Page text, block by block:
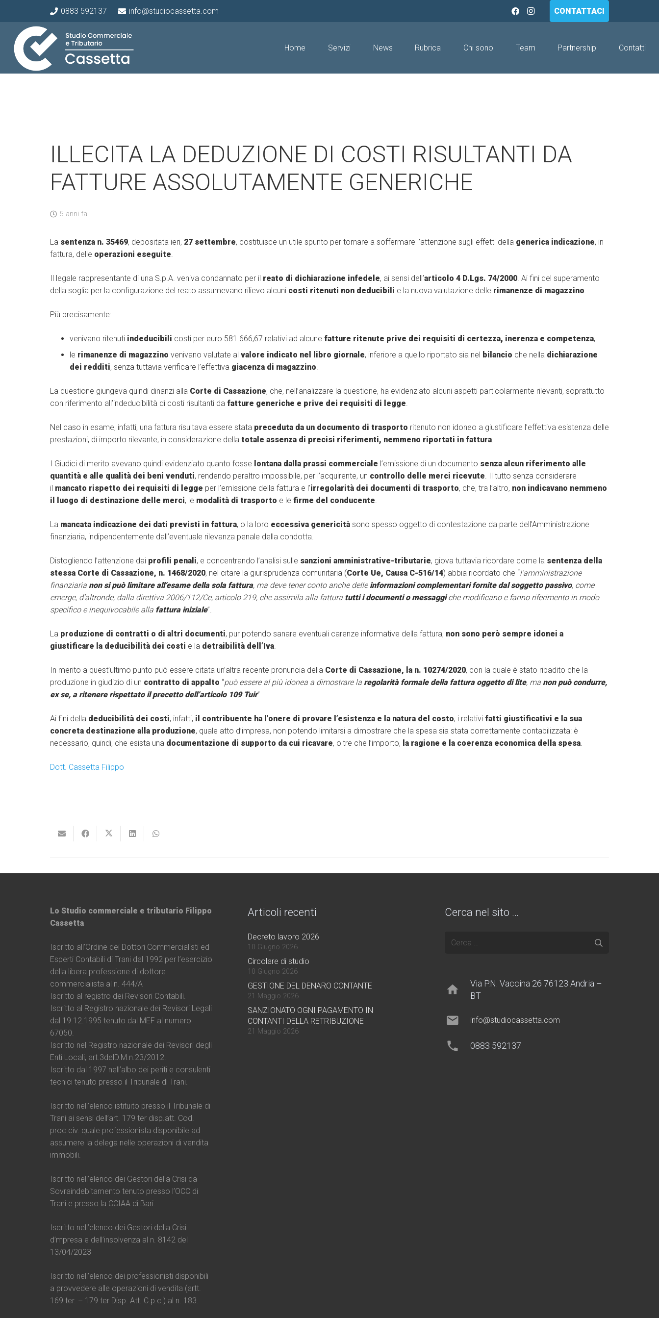
0883 592137 info@studiocassetta.com CONTATTACI
Home Servizi News Rubrica Chi sono Team Partnership Contatti
ILLECITA LA DEDUZIONE DI COSTI RISULTANTI DA
FATTURE ASSOLUTAMENTE GENERICHE
5 anni fa
La sentenza n. 35469, depositata ieri, 27 settembre, costituisce un utile spunto per tornare a soffermare l’attenzione sugli effetti della generica indicazione, in
fattura, delle operazioni eseguite.
Il legale rappresentante di una S.p.A. veniva condannato per il reato di dichiarazione infedele, ai sensi dell’articolo 4 D.Lgs. 74/2000. Ai fini del superamento
della soglia per la configurazione del reato assumevano rilievo alcuni costi ritenuti non deducibili e la nuova valutazione delle rimanenze di magazzino.
Più precisamente:
venivano ritenuti indeducibili costi per euro 581.666,67 relativi ad alcune fatture ritenute prive dei requisiti di certezza, inerenza e competenza,
le rimanenze di magazzino venivano valutate al valore indicato nel libro giornale, inferiore a quello riportato sia nel bilancio che nella dichiarazione
dei redditi, senza tuttavia verificare l’effettiva giacenza di magazzino.
La questione giungeva quindi dinanzi alla Corte di Cassazione, che, nell’analizzare la questione, ha evidenziato alcuni aspetti particolarmente rilevanti, soprattutto
con riferimento all’indeducibilità di costi risultanti da fatture generiche e prive dei requisiti di legge.
Nel caso in esame, infatti, una fattura risultava essere stata preceduta da un documento di trasporto ritenuto non idoneo a giustificare l’effettiva esistenza delle
prestazioni, di importo rilevante, in considerazione della totale assenza di precisi riferimenti, nemmeno riportati in fattura.
I Giudici di merito avevano quindi evidenziato quanto fosse lontana dalla prassi commerciale l’emissione di un documento senza alcun riferimento alle
quantità e alle qualità dei beni venduti, rendendo peraltro impossibile, per l’acquirente, un controllo delle merci ricevute. Il tutto senza considerare
il mancato rispetto dei requisiti di legge per l’emissione della fattura e l’irregolarità dei documenti di trasporto, che, tra l’altro, non indicavano nemmeno
il luogo di destinazione delle merci, le modalità di trasporto e le firme del conducente.
La mancata indicazione dei dati previsti in fattura, o la loro eccessiva genericità sono spesso oggetto di contestazione da parte dell’Amministrazione
finanziaria, indipendentemente dall’eventuale rilevanza penale della condotta.
Distogliendo l’attenzione dai profili penali, e concentrando l’analisi sulle sanzioni amministrative-tributarie, giova tuttavia ricordare come la sentenza della
stessa Corte di Cassazione, n. 1468/2020, nel citare la giurisprudenza comunitaria (Corte Ue, Causa C-516/14) abbia ricordato che “l’amministrazione
finanziaria non si può limitare all’esame della sola fattura, ma deve tener conto anche delle informazioni complementari fornite dal soggetto passivo, come
emerge, d’altronde, dalla direttiva 2006/112/Ce, articolo 219, che assimila alla fattura tutti i documenti o messaggiche modificano e fanno riferimento in modo
specifico e inequivocabile alla fattura iniziale”.
La produzione di contratti o di altri documenti, pur potendo sanare eventuali carenze informative della fattura, non sono però sempre idonei a
giustificare la deducibilità dei costi e la detraibilità dell’Iva.
In merito a quest’ultimo punto può essere citata un’altra recente pronuncia della Corte di Cassazione, la n. 10274/2020, con la quale è stato ribadito che la
produzione in giudizio di un contratto di appalto “può essere al più idonea a dimostrare la regolarità formale della fattura oggetto di lite, ma non può condurre,
ex se, a ritenere rispettato il precetto dell’articolo 109 Tuir”.
Ai fini della deducibilità dei costi, infatti, il contribuente ha l’onere di provare l’esistenza e la natura del costo, i relativi fatti giustificativi e la sua
concreta destinazione alla produzione, quale atto d’impresa, non potendo limitarsi a dimostrare che la spesa sia stata correttamente contabilizzata: è
necessario, quindi, che esista una documentazione di supporto da cui ricavare, oltre che l’importo, la ragione e la coerenza economica della spesa.
Dott. Cassetta Filippo
Lo Studio commerciale e tributario Filippo
Cassetta
Iscritto all’Ordine dei Dottori Commercialisti ed
Esperti Contabili di Trani dal 1992 per l’esercizio
della libera professione di dottore
commercialista al n. 444/A
Iscritto al registro dei Revisori Contabili.
Iscritto al Registro nazionale dei Revisori Legali
dal 19.12.1995 tenuto dal MEF al numero
67050.
Iscritto nel Registro nazionale dei Revisori degli
Enti Locali, art.3delD.M.n.23/2012.
Iscritto dal 1997 nell’albo dei periti e consulenti
tecnici tenuto presso il Tribunale di Trani.
Iscritto nell’elenco istituito presso il Tribunale di
Trani ai sensi dell’art. 179 ter disp.att. Cod.
proc.civ. quale professionista disponibile ad
assumere la delega nelle operazioni di vendita
immobili.
Iscritto nell’elenco dei Gestori della Crisi da
Sovraindebitamento tenuto presso l’OCC di
Trani e presso la CCIAA di Bari.
Iscritto nell’elenco dei Gestori della Crisi
d’mpresa e dell’insolvenza al n. 8142 del
13/04/2023
Iscritto nell’elenco dei professionisti disponibili
a provvedere alle operazioni di vendita (artt.
169 ter. – 179 ter Disp. Att. C.p.c.) al n. 183.
Articoli recenti
Decreto lavoro 2026
10 Giugno 2026
Circolare di studio
10 Giugno 2026
GESTIONE DEL DENARO CONTANTE
21 Maggio 2026
SANZIONATO OGNI PAGAMENTO IN
CONTANTI DELLA RETRIBUZIONE
21 Maggio 2026
Cerca nel sito …
Ricerca
home
Via P.N. Vaccina 26 76123 Andria –
BT
mail info@studiocassetta.com
phone 0883 592137